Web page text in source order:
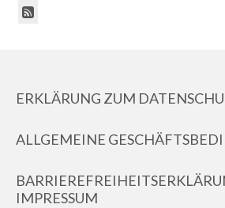
ERKLÄRUNG ZUM
ALLGEMEINE
IMPRESSUM